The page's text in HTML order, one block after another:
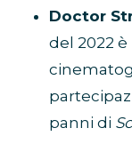
Doctor
del 2022
panni di